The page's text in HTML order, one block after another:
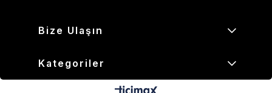
Bize Ulaşın
Kategoriler